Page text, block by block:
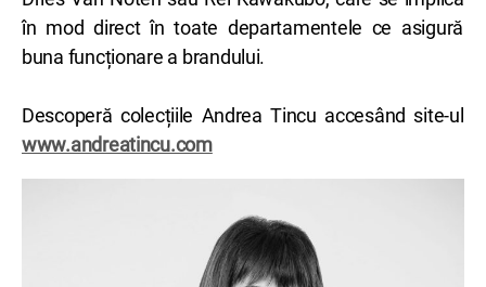
în mod direct în toate departamentele ce asigură
buna funcționare a brandului.
Descoperă colecțiile Andrea Tincu accesând site-ul
www.andreatincu.com